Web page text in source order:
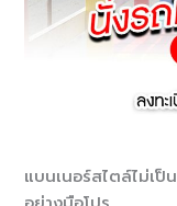
แบนเนอร์สไตล์ไม่เ